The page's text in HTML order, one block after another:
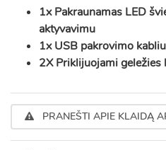
1x Pakraunamas LED
aktyvavimu
1x USB pakrovimo
2X Priklijuojami geležies
PRANEŠTI APIE KLAIDĄ